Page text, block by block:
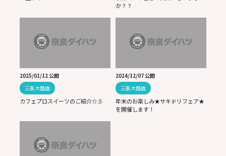
か？？
2025/01/12 公開
三条大路店
カフェプロスイーツのご紹介☆彡
2024/12/07 公開
三条大路店
年末のお楽しみ★サキドリフェア★
を開催します！